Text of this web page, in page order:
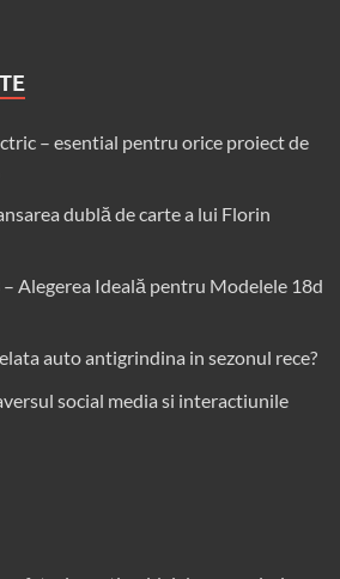
– esential pentru orice proiect de
dublă de carte a lui Florin
Alegerea Ideală pentru Modelele 18d
auto antigrindina in sezonul rece?
social media si interactiunile